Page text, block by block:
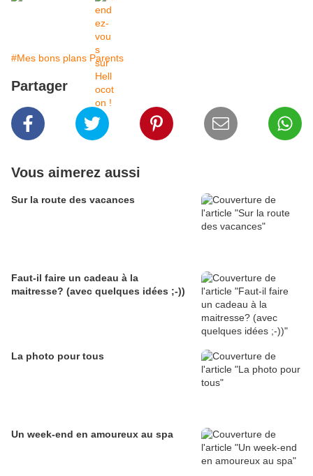
#Mes bons plans Parents
Partager
Vous aimerez aussi
Sur la route des vacances
Faut-il faire un cadeau à la
maitresse? (avec quelques idées ;-))
La photo pour tous
Un week-end en amoureux au spa